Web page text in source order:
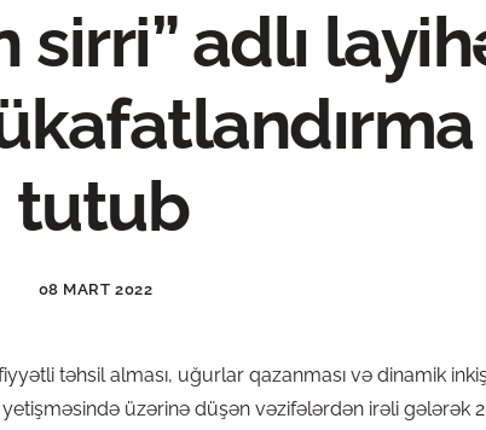
sirri” adlı
tutub
08 MART 2022
təhsil alması, uğurlar qazanması və dinamik
üzərinə düşən vəzifələrdən irəli gələrək